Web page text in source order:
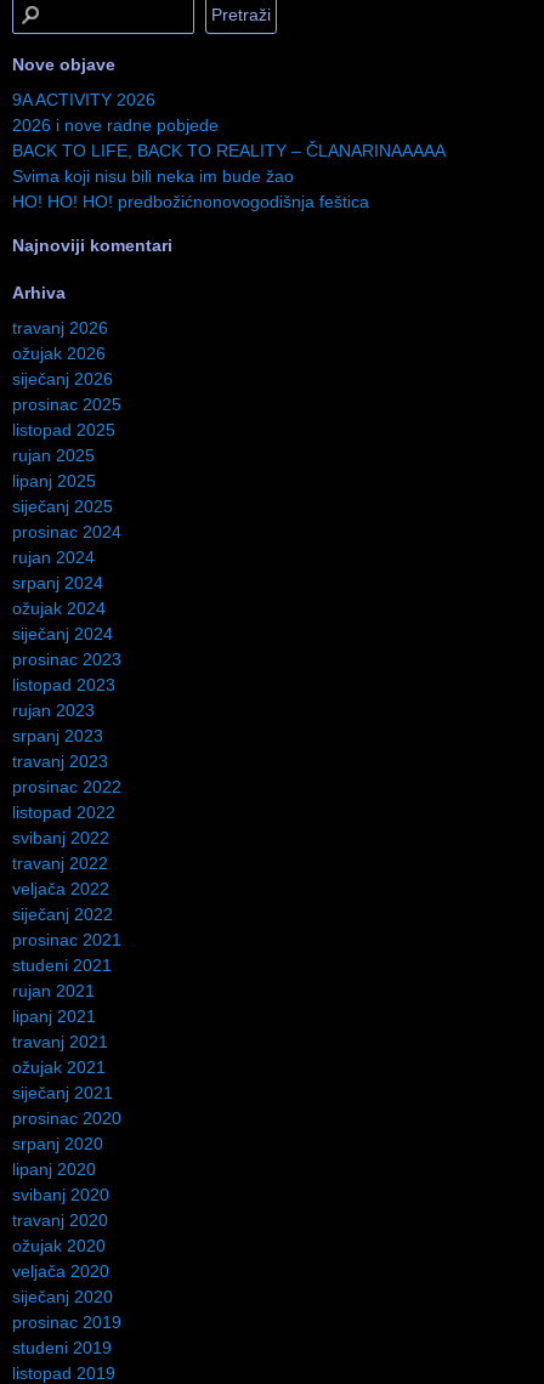
Nove objave
9A ACTIVITY 2026
2026 i nove radne pobjede
BACK TO LIFE, BACK TO REALITY – ČLANARINAAAAA
Svima koji nisu bili neka im bude žao
HO! HO! HO! predbožićnonovogodišnja feštica
Najnoviji komentari
Arhiva
travanj 2026
ožujak 2026
siječanj 2026
prosinac 2025
listopad 2025
rujan 2025
lipanj 2025
siječanj 2025
prosinac 2024
rujan 2024
srpanj 2024
ožujak 2024
siječanj 2024
prosinac 2023
listopad 2023
rujan 2023
srpanj 2023
travanj 2023
prosinac 2022
listopad 2022
svibanj 2022
travanj 2022
veljača 2022
siječanj 2022
prosinac 2021
studeni 2021
rujan 2021
lipanj 2021
travanj 2021
ožujak 2021
siječanj 2021
prosinac 2020
srpanj 2020
lipanj 2020
svibanj 2020
travanj 2020
ožujak 2020
veljača 2020
siječanj 2020
prosinac 2019
studeni 2019
listopad 2019